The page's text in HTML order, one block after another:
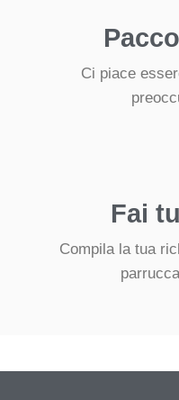
Ci piace
Fai
Compila la tua